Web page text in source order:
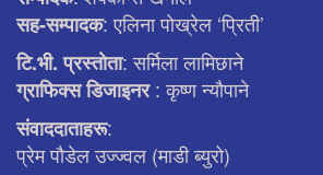
सह-सम्पादक: एलिना पाेख्रेल ‘प्रिती’
टि.भी. प्रस्ताेता: सर्मिला लामिछाने
ग्राफिक्स डिजाइनर: कृष्ण न्याैपाने
संवाददाताहरू:
प्रेम पौडेल उज्ज्वल (माडी ब्युरो)